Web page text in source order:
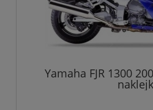
Yamaha FJR 1300